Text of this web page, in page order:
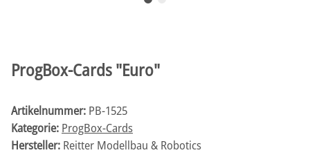
ProgBox-Cards "Euro"
Artikelnummer: PB-1525
Kategorie: ProgBox-Cards
Hersteller: Reitter Modellbau & Robotics